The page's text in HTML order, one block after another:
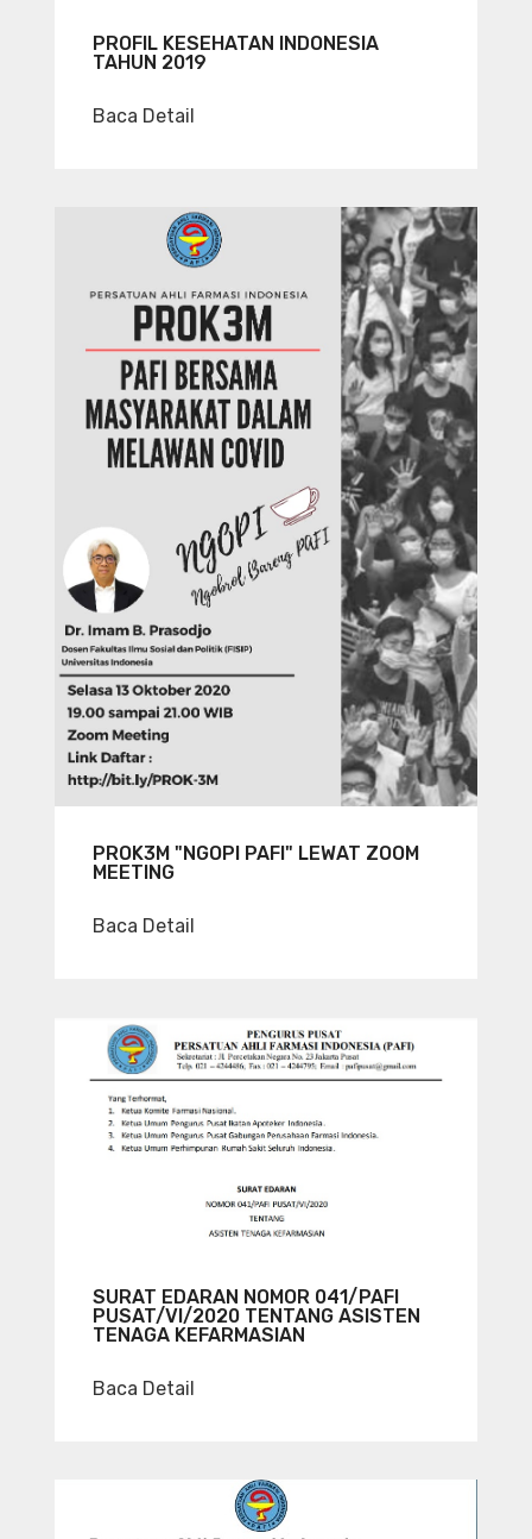
PROFIL KESEHATAN INDONESIA
TAHUN 2019
Baca Detail
PROK3M "NGOPI PAFI" LEWAT ZOOM
MEETING
Baca Detail
SURAT EDARAN NOMOR 041/PAFI
PUSAT/VI/2020 TENTANG ASISTEN
TENAGA KEFARMASIAN
Baca Detail